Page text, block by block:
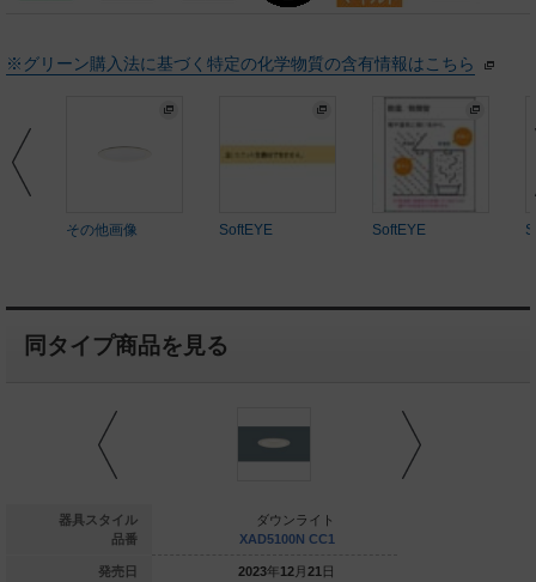
※グリーン購入法に基づく特定の化学物質の含有情報はこちら
その他画像 SoftEYE SoftEYE
同タイプ商品を見る
器具スタイル
品番
発売日
ダウンライト
ダウンライト
XAD5100N CC1
2023年12 月 21 日